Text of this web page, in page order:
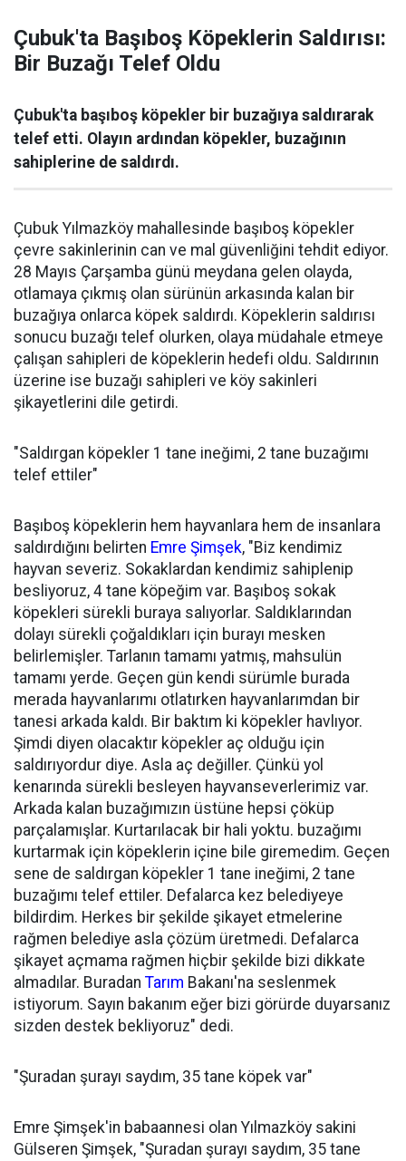
Çubuk'ta Başıboş Köpeklerin Saldırısı:
Bir Buzağı Telef Oldu
Çubuk'ta başıboş köpekler bir buzağıya saldırarak
telef etti. Olayın ardından köpekler, buzağının
sahiplerine de saldırdı.
Çubuk Yılmazköy mahallesinde başıboş köpekler
çevre sakinlerinin can ve mal güvenliğini tehdit ediyor.
28 Mayıs Çarşamba günü meydana gelen olayda,
otlamaya çıkmış olan sürünün arkasında kalan bir
buzağıya onlarca köpek saldırdı. Köpeklerin saldırısı
sonucu buzağı telef olurken, olaya müdahale etmeye
çalışan sahipleri de köpeklerin hedefi oldu. Saldırının
üzerine ise buzağı sahipleri ve köy sakinleri
şikayetlerini dile getirdi.
"Saldırgan köpekler 1 tane ineğimi, 2 tane buzağımı
telef ettiler"
Başıboş köpeklerin hem hayvanlara hem de insanlara
saldırdığını belirten Emre Şimşek, "Biz kendimiz
hayvan severiz. Sokaklardan kendimiz sahiplenip
besliyoruz, 4 tane köpeğim var. Başıboş sokak
köpekleri sürekli buraya salıyorlar. Saldıklarından
dolayı sürekli çoğaldıkları için burayı mesken
belirlemişler. Tarlanın tamamı yatmış, mahsulün
tamamı yerde. Geçen gün kendi sürümle burada
merada hayvanlarımı otlatırken hayvanlarımdan bir
tanesi arkada kaldı. Bir baktım ki köpekler havlıyor.
Şimdi diyen olacaktır köpekler aç olduğu için
saldırıyordur diye. Asla aç değiller. Çünkü yol
kenarında sürekli besleyen hayvanseverlerimiz var.
Arkada kalan buzağımızın üstüne hepsi çöküp
parçalamışlar. Kurtarılacak bir hali yoktu. buzağımı
kurtarmak için köpeklerin içine bile giremedim. Geçen
sene de saldırgan köpekler 1 tane ineğimi, 2 tane
buzağımı telef ettiler. Defalarca kez belediyeye
bildirdim. Herkes bir şekilde şikayet etmelerine
rağmen belediye asla çözüm üretmedi. Defalarca
şikayet açmama rağmen hiçbir şekilde bizi dikkate
almadılar. Buradan Tarım Bakanı'na seslenmek
istiyorum. Sayın bakanım eğer bizi görürde duyarsanız
sizden destek bekliyoruz" dedi.
"Şuradan şurayı saydım, 35 tane köpek var"
Emre Şimşek'in babaannesi olan Yılmazköy sakini
Gülseren Şimşek, "Şuradan şurayı saydım, 35 tane